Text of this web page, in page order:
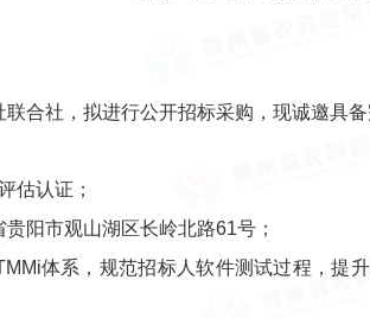
合社，拟进行公开招标采购，现诚邀具
估认证；
贵阳市观山湖区长岭北路61号；
体系，规范招标人软件测试过程，